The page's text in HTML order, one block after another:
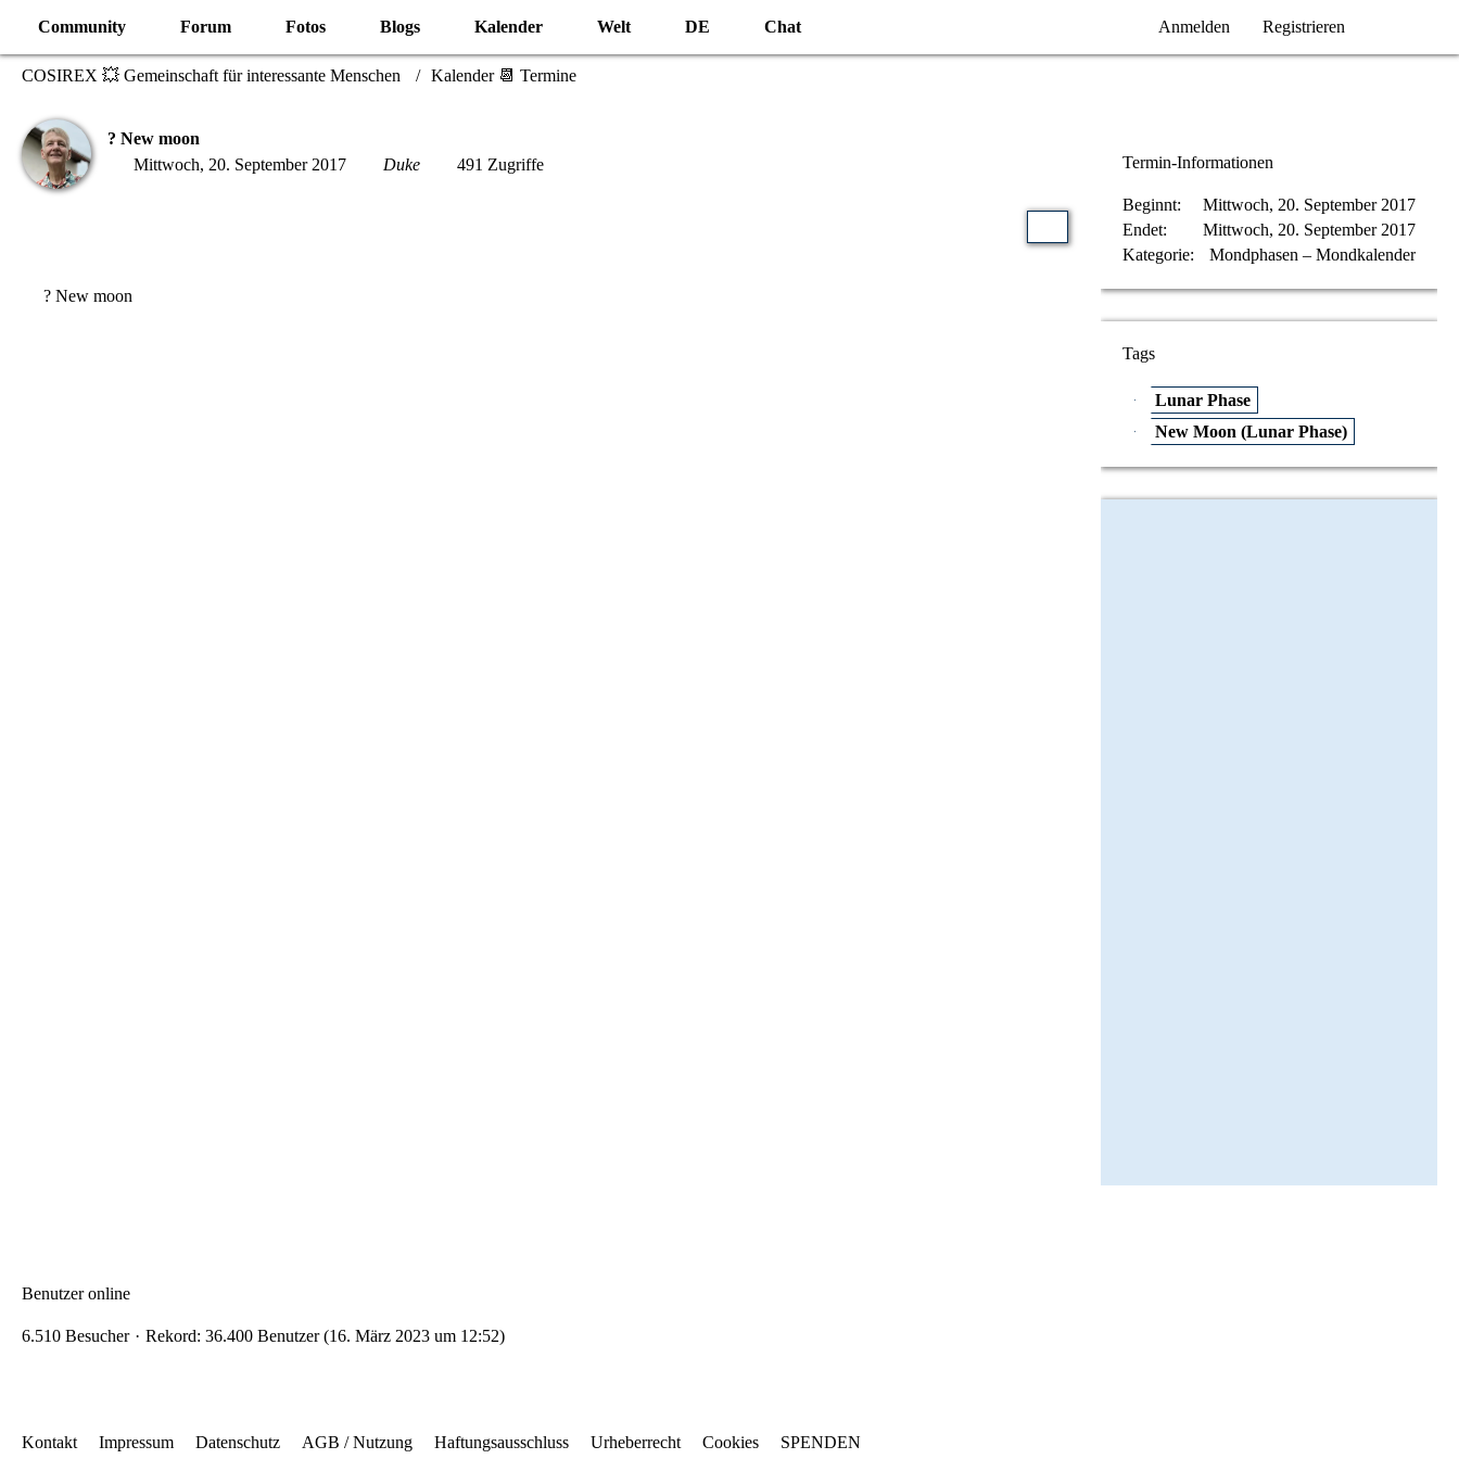
Community Forum Fotos Blogs Kalender Welt DE Chat Anmelden Registrieren
COSIREX 💥 Gemeinschaft für interessante Menschen Kalender 📆 Termine
? New moon
Mittwoch, 20. September 2017
Duke 491 Zugriffe
? New moon
Termin-Informationen
Beginnt
Mittwoch, 20. September 2017
Endet
Mittwoch, 20. September 2017
Kategorie
Mondphasen – Mondkalender
Tags
Lunar Phase
New Moon (Lunar Phase)
Benutzer online
6.510 Besucher Rekord: 36.400 Benutzer (16. März 2023 um 12:52)
Kontakt Impressum Datenschutz AGB / Nutzung Haftungsausschluss Urheberrecht Cookies SPENDEN